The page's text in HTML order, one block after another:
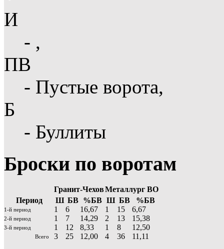
И
- ,
ПВ
- Пустые ворота,
Б
- Буллиты
Броски по воротам
Гранит-ЧеховМеталлург ВО
Период
Ш БВ %БВ Ш БВ %БВ
1-й период 1 6 16,67 1 15 6,67
2-й период 1 7 14,29 2 13 15,38
3-й период 1 12 8,33 1 8 12,50
Всего 3 25 12,00 4 36 11,11